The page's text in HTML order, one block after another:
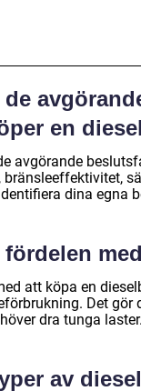
de
en
avgörande
bränsleeffektivitet,
dina egna
fördelen
att köpa en
Det
dra tunga laster.
av